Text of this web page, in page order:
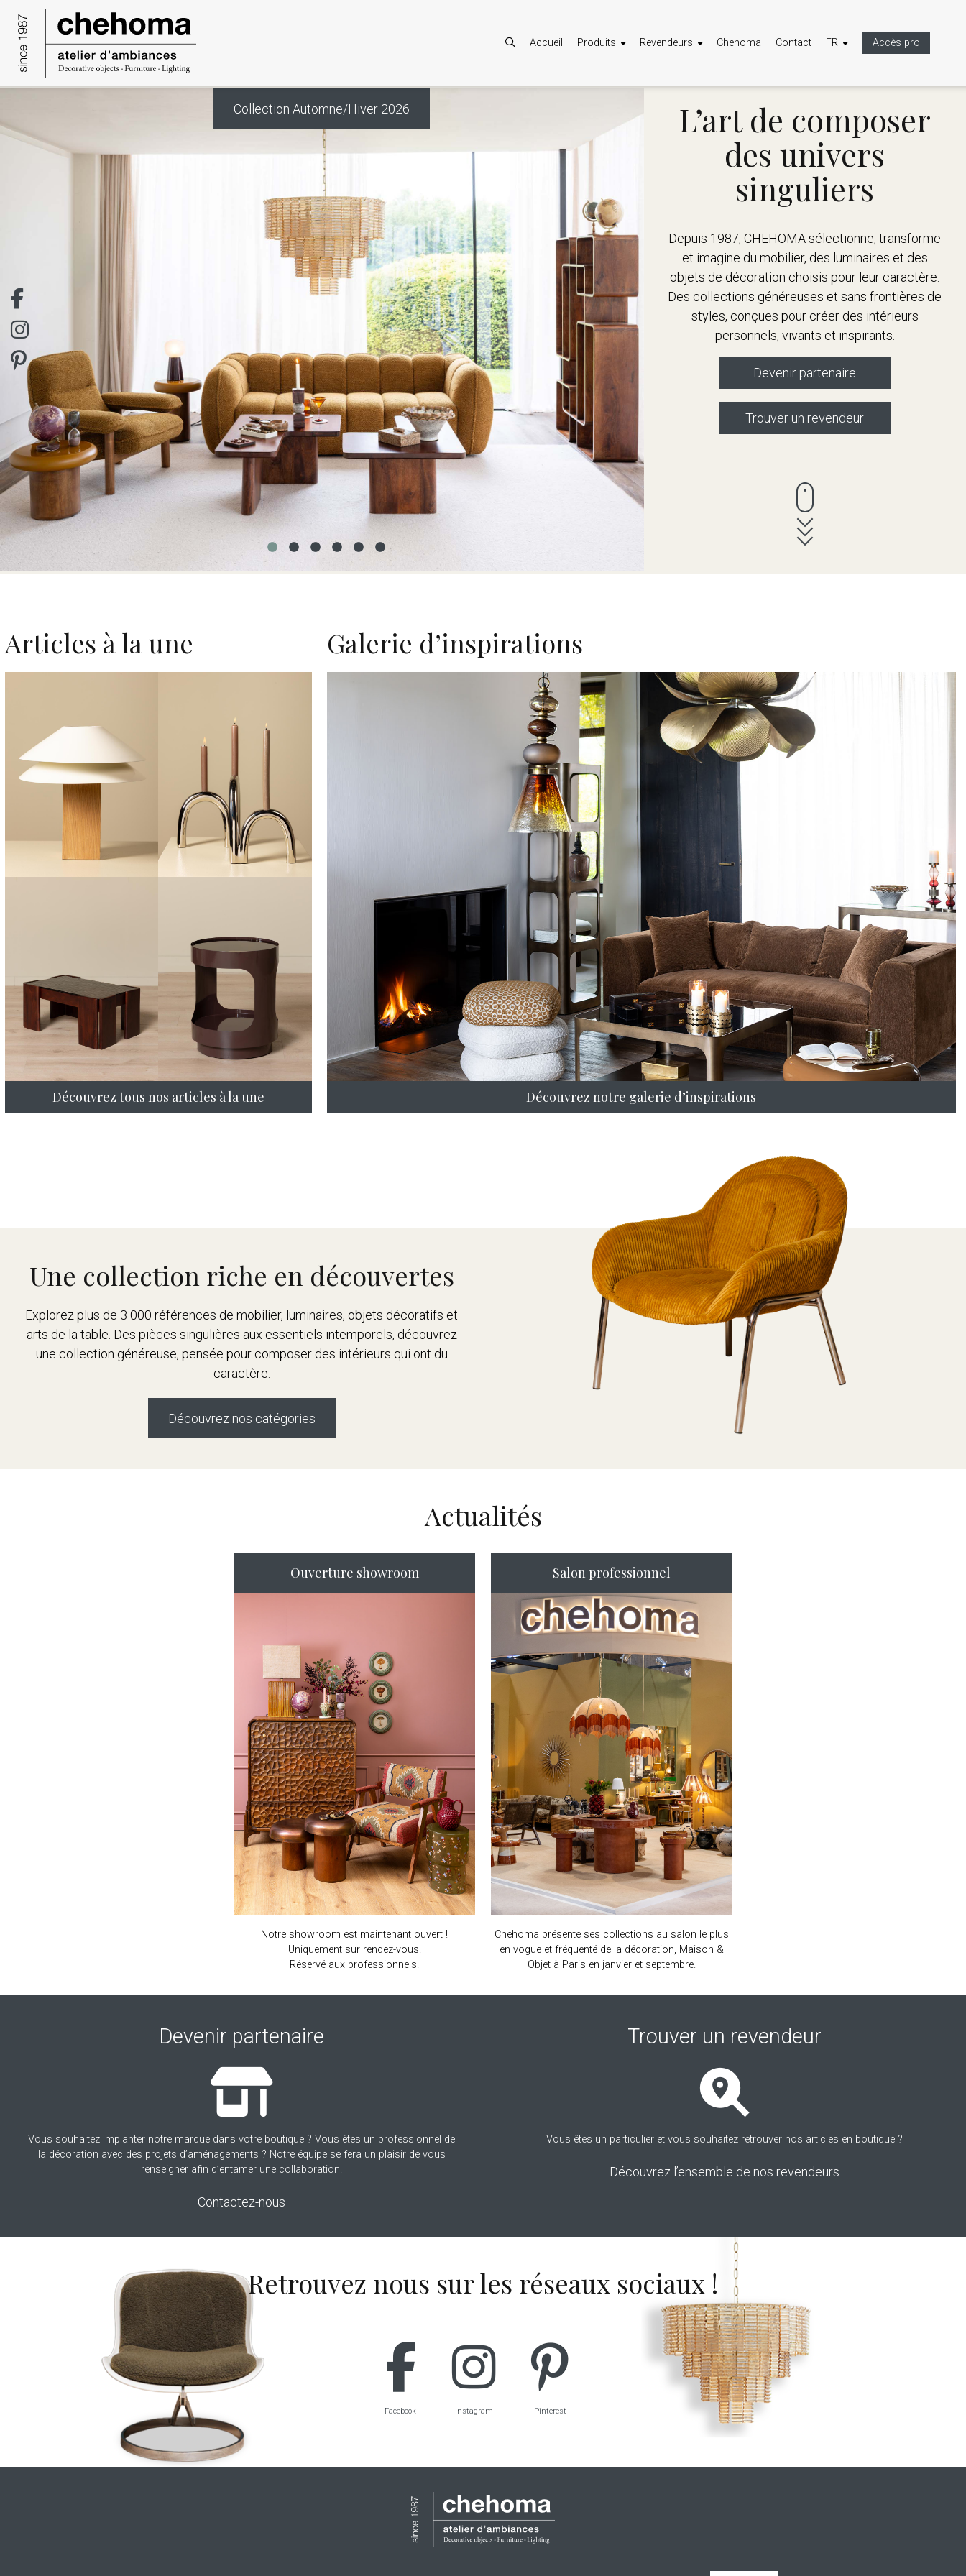
Accueil Produits Revendeurs Chehoma Contact FR Accès pro
Collection Automne/Hiver 2026
L’art de composer
des univers
singuliers
Depuis 1987, CHEHOMA sélectionne, transforme
et imagine du mobilier, des luminaires et des
objets de décoration choisis pour leur caractère.
Des collections généreuses et sans frontières de
styles, conçues pour créer des intérieurs
personnels, vivants et inspirants.
Devenir partenaire
Trouver un revendeur
Articles à la une
Découvrez tous nos articles à la une
Galerie d’inspirations
Découvrez notre galerie d’inspirations
Une collection riche en découvertes
Explorez plus de 3 000 références de mobilier, luminaires, objets décoratifs et
arts de la table. Des pièces singulières aux essentiels intemporels, découvrez
une collection généreuse, pensée pour composer des intérieurs qui ont du
caractère.
Découvrez nos catégories
Actualités
Ouverture showroom
Notre showroom est maintenant ouvert !
Uniquement sur rendez-vous.
Réservé aux professionnels.
Salon professionnel
Chehoma présente ses collections au salon le plus
en vogue et fréquenté de la décoration, Maison &
Objet à Paris en janvier et septembre.
Devenir partenaire
Vous souhaitez implanter notre marque dans votre boutique ? Vous êtes un professionnel de
la décoration avec des projets d’aménagements ? Notre équipe se fera un plaisir de vous
renseigner afin d’entamer une collaboration.
Contactez-nous
Trouver un revendeur
Vous êtes un particulier et vous souhaitez retrouver nos articles en boutique ?
Découvrez l’ensemble de nos revendeurs
Retrouvez nous sur les réseaux sociaux !
Facebook Instagram Pinterest
Panneau de gestion des cookies